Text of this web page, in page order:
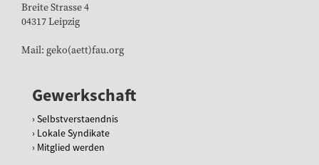
Breite Strasse 4
04317 Leipzig
Mail: geko(aett)fau.org
Gewerkschaft
Selbstverstaendnis
Lokale Syndikate
Mitglied werden